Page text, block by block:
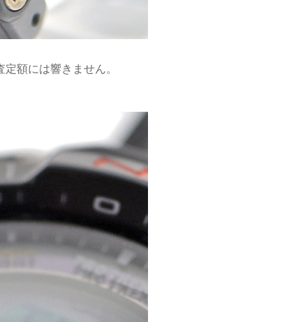
額には響きません。